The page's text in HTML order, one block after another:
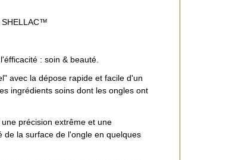
SHELLAC™
: soin & beauté.
avec la dépose rapide et facile d'un
ingrédients soins dont les ongles ont
précision extrême et une
de la surface de l'ongle en quelques